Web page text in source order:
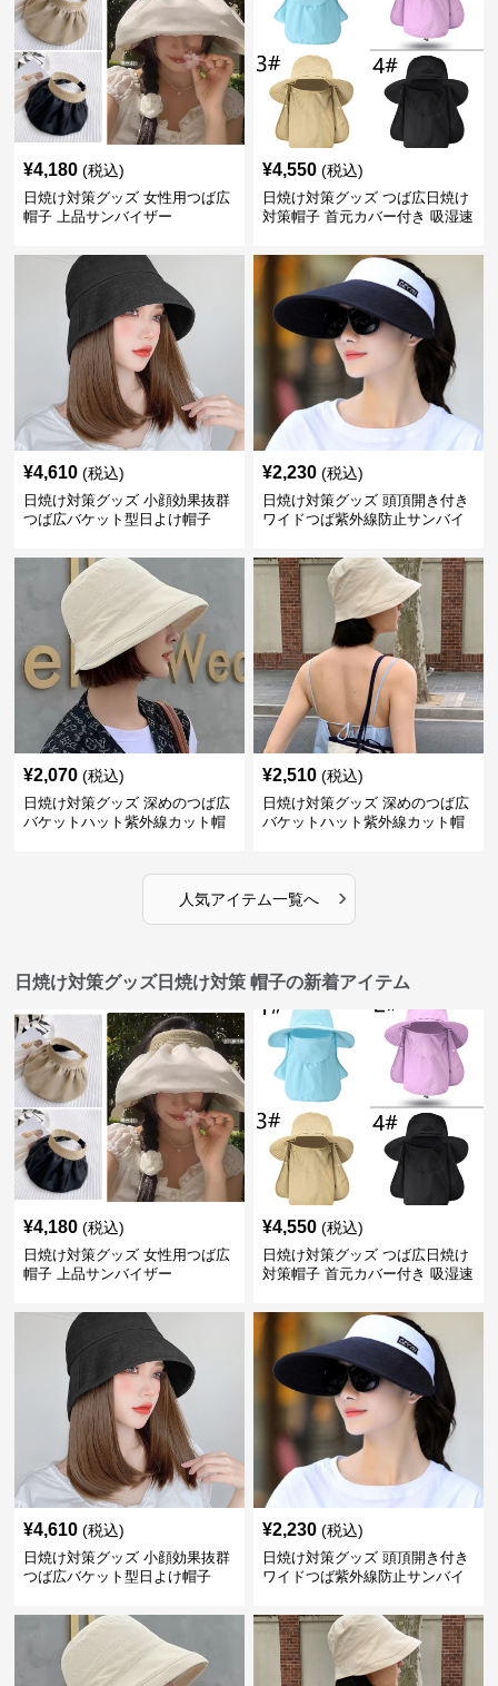
¥4,180 (税込)
日焼け対策グッズ 女性用つば広
帽子 上品サンバイザー
¥4,550 (税込)
日焼け対策グッズ つば広日焼け
対策帽子 首元カバー付き 吸湿速
¥4,610 (税込)
日焼け対策グッズ 小顔効果抜群
つば広バケット型日よけ帽子
¥2,230 (税込)
日焼け対策グッズ 頭頂開き付き
ワイドつば紫外線防止サンバイ
¥2,070 (税込)
日焼け対策グッズ 深めのつば広
バケットハット紫外線カット帽
¥2,510 (税込)
日焼け対策グッズ 深めのつば広
バケットハット紫外線カット帽
人気アイテム一覧へ ›
日焼け対策グッズ日焼け対策 帽子の新着アイテム
¥4,180 (税込)
日焼け対策グッズ 女性用つば広
帽子 上品サンバイザー
¥4,550 (税込)
日焼け対策グッズ つば広日焼け
対策帽子 首元カバー付き 吸湿速
¥4,610 (税込)
日焼け対策グッズ 小顔効果抜群
つば広バケット型日よけ帽子
¥2,230 (税込)
日焼け対策グッズ 頭頂開き付き
ワイドつば紫外線防止サンバイ